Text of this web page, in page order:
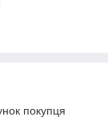
покупця